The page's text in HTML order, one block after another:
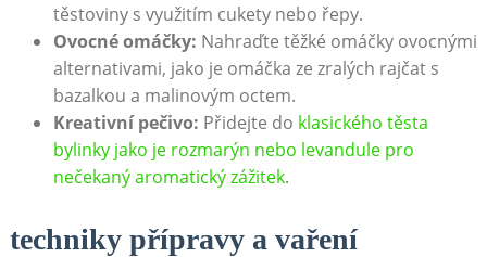
těstoviny s využitím cukety nebo řepy.
Ovocné omáčky: Nahraďte těžké omáčky ovocnými
alternativami, jako je omáčka ze zralých rajčat s
bazalkou a malinovým octem.
Kreativní pečivo: Přidejte do klasického těsta
bylinky jako je rozmarýn nebo levandule pro
nečekaný aromatický zážitek.
techniky přípravy a vaření